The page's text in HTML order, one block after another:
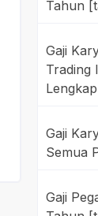
Tahun
Gaji
Trading
Lengkap
Gaji
Semua
Gaji